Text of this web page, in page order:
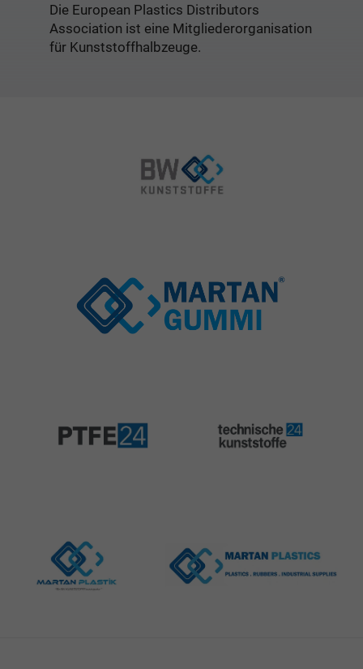
Die European Plastics Distributors
Association ist eine Mitgliederorganisation
für Kunststoffhalbzeuge.